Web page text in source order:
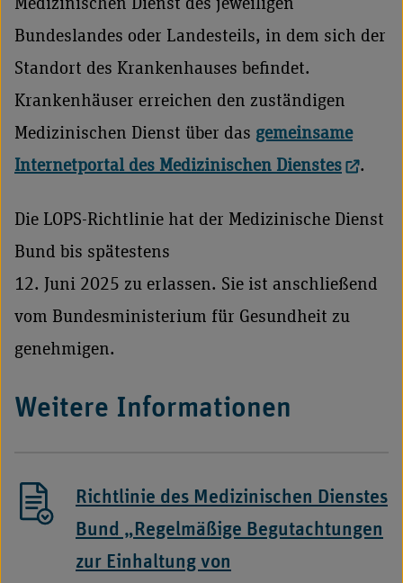
Bundeslandes oder Landesteils, in dem sich der
Standort des Krankenhauses befindet.
Krankenhäuser erreichen den zuständigen
Medizinischen Dienst über das gemeinsame
Internetportal des Medizinischen Dienstes
.
Die LOPS-Richtlinie hat der Medizinische Dienst
Bund bis spätestens
12. Juni 2025 zu erlassen. Sie ist anschließend
vom Bundesministerium für Gesundheit zu
genehmigen.
Weitere Informationen
Richtlinie des Medizinischen Dienstes
Bund „Regelmäßige Begutachtungen
zur Einhaltung von